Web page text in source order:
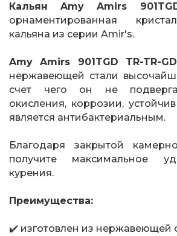
Кальян Amy Amirs
орнаментированная
кальяна из серии Amir's.
Amy Amirs 901TGD TR-TR-GD
нержавеющей стали
счет чего он не
окисления, коррозии,
является антибактериальным.
Благодаря закрытой
получите максимальное
курения.
Преимущества:
✔️ изготовлен из нержавеющей